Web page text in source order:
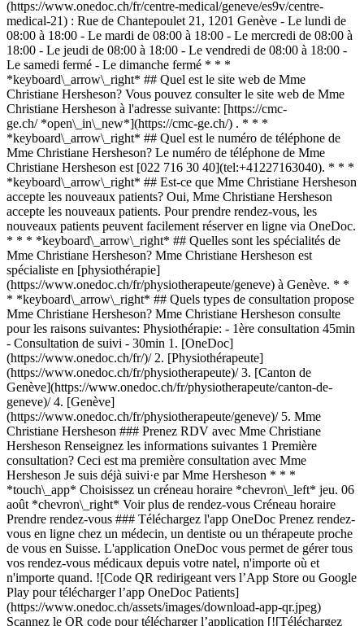
(https://www.onedoc.ch/fr/centre-medical/geneve/es9v/centre-
medical-21) : Rue de Chantepoulet 21, 1201 Genève - Le lundi de
08:00 à 18:00 - Le mardi de 08:00 à 18:00 - Le mercredi de 08:00 à
18:00 - Le jeudi de 08:00 à 18:00 - Le vendredi de 08:00 à 18:00 -
Le samedi fermé - Le dimanche fermé * * *
*keyboard\_arrow\_right* ## Quel est le site web de Mme
Christiane Hersheson? Vous pouvez consulter le site web de Mme
Christiane Hersheson à l'adresse suivante: [https://cmc-
ge.ch/ *open\_in\_new*](https://cmc-ge.ch/) . * * *
*keyboard\_arrow\_right* ## Quel est le numéro de téléphone de
Mme Christiane Hersheson? Le numéro de téléphone de Mme
Christiane Hersheson est [022 716 30 40](tel:+41227163040). * * *
*keyboard\_arrow\_right* ## Est-ce que Mme Christiane Hersheson
accepte les nouveaux patients? Oui, Mme Christiane Hersheson
accepte les nouveaux patients. Pour prendre rendez-vous, les
nouveaux patients peuvent facilement réserver en ligne via OneDoc.
* * * *keyboard\_arrow\_right* ## Quelles sont les spécialités de
Mme Christiane Hersheson? Mme Christiane Hersheson est
spécialiste en [physiothérapie]
(https://www.onedoc.ch/fr/physiotherapeute/geneve) à Genève. * *
* *keyboard\_arrow\_right* ## Quels types de consultation propose
Mme Christiane Hersheson? Mme Christiane Hersheson consulte
pour les raisons suivantes: Physiothérapie: - 1ère consultation 45min
- Consultation de suivi - 30min 1. [OneDoc](https://www.onedoc.ch/fr/)/ 2. [Physiothérapeute](https://www.onedoc.ch/fr/physiotherapeute)/ 3. [Canton de Genève](https://www.onedoc.ch/fr/physiotherapeute/canton-de-geneve)/ 4. [Genève](https://www.onedoc.ch/fr/physiotherapeute/geneve)/ 5. Mme Christiane Hersheson ### Prenez RDV avec Mme Christiane Hersheson Renseignez les informations suivantes 1 Première consultation? Ceci est ma première consultation avec Mme Hersheson Je suis déjà suivi·e par Mme Hersheson * * * *touch\_app* Choisissez un créneau horaire *chevron\_left* jeu. 06 août *chevron\_right* Voir plus de rendez-vous Créneau horaire Prendre rendez-vous ### Téléchargez l'app OneDoc Prenez rendez-vous en ligne chez un médecin, un dentiste ou un thérapeute proche de vous en Suisse. L'application OneDoc vous permet de gérer tous vos rendez-vous médicaux depuis votre natel, n'importe où et n'importe quand. ![Code QR redirigeant vers l’App Store ou Google Play pour télécharger l’app OneDoc Patients](https://www.onedoc.ch/assets/images/download-app-qr.jpeg) Scannez le QR code pour télécharger l’application [![Téléchargez notre application sur l'App Store!](https://www.onedoc.ch/assets/images/app-store-badge-fr.svg)](https://apps.apple.com/ch/app/onedoc/id1592376413?l=fr)[![Téléchargez notre application sur le Google Play Store!](https://www.onedoc.ch/assets/images/google-play-badge-fr.png)](https://play.google.com/store/apps/details?id=ch.onedoc.patient&hl=fr-CH) *keyboard\_arrow\_right* ## Spécialités associées [Physiothérapeute à Genève](https://www.onedoc.ch/fr/physiotherapeute/geneve)[Physiothérapeute à Carouge](https://www.onedoc.ch/fr/physiotherapeute/carouge)[Physiothérapeute à Morges](https://www.onedoc.ch/fr/physiotherapeute/morges)[Physiothérapeute à Lancy](https://www.onedoc.ch/fr/physiotherapeute/lancy)[Physiothérapeute à Vernier](https://www.onedoc.ch/fr/physiotherapeute/vernier)[Physiothérapeute à Chêne-Bourg](https://www.onedoc.ch/fr/physiotherapeute/chene-bourg)[Physiothérapeute à Onex](https://www.onedoc.ch/fr/physiotherapeute/onex)[Physiothérapeute à Nyon](https://www.onedoc.ch/fr/physiotherapeute/nyon)[Physiothérapeute à Gland](https://www.onedoc.ch/fr/physiotherapeute/gland)[Physiothérapeute à Préverenges](https://www.onedoc.ch/fr/physiotherapeute/preverenges)[Physiothérapeute à Meyrin](https://www.onedoc.ch/fr/physiotherapeute/meyrin)[Physiothérapeute à Thônex](https://www.onedoc.ch/fr/physiotherapeute/thonex)[Physiothérapeute à Veyrier](https://www.onedoc.ch/fr/physiotherapeute/veyrier)[Physiothérapeute à Le Grand-Saconnex](https://www.onedoc.ch/fr/physiotherapeute/le-grand-saconnex)[Physiothérapeute à Collonge-Bellerive](https://www.onedoc.ch/fr/physiotherapeute/collonge-bellerive)[Physiothérapeute à Versoix](https://www.onedoc.ch/fr/physiotherapeute/versoix)[Physiothérapeute à Genolier](https://www.onedoc.ch/fr/physiotherapeute/genolier)[Physiothérapeute à Saint-Sulpice](https://www.onedoc.ch/fr/physiotherapeute/saint-sulpice)[Physiothérapeute à Aubonne](https://www.onedoc.ch/fr/physiotherapeute/aubonne)[Physiothérapeute à Plan-les-Ouates](https://www.onedoc.ch/fr/physiotherapeute/plan-les-ouates)[Physiothérapeute à Les Acacias](https://www.onedoc.ch/fr/physiotherapeute/les-acacias) *keyboard\_arrow\_right* ## Recherches fréquentes [Physiothérapeute à Genève](https://www.onedoc.ch/fr/physiotherapeute/geneve)[Psychologue à Genève](https://www.onedoc.ch/fr/psychologue/geneve)[Médecin généraliste à Genève](https://www.onedoc.ch/fr/medecin-generaliste/geneve)[Thérapeute en drainage lymphatique à Genève](https://www.onedoc.ch/fr/therapeute-en-drainage-lymphatique/geneve)[Masseur classique à Genève](https://www.onedoc.ch/fr/masseur-classique/geneve)[Spécialiste en médecine interne générale à Genève](https://www.onedoc.ch/fr/specialiste-en-medecine-interne-generale/geneve)[Réflexologue à Genève](https://www.onedoc.ch/fr/reflexologue/geneve)[Médecin-dentiste à Genève](https://www.onedoc.ch/fr/medecin-dentiste/geneve)[Acupuncteur à Genève](https://www.onedoc.ch/fr/acupuncteur/geneve)[Spécialiste en Médecine Traditionnelle Chinoise (MTC) à Genève](https://www.onedoc.ch/fr/specialiste-en-medecine-traditionnelle-chinoise-mtc/geneve)[Physiothérapeute du sport à Genève](https://www.onedoc.ch/fr/physiotherapeute-du-sport/geneve)[Masseur thérapeutique à Genève](https://www.onedoc.ch/fr/masseur-therapeutique/geneve)[Psychothérapeute à Genève](https://www.onedoc.ch/fr/psychotherapeute/geneve)[Gynécologue obstétricien à Genève](https://www.onedoc.ch/fr/gynecologue-obstetricien/geneve)[Ostéopathe à Genève](https://www.onedoc.ch/fr/osteopathe/geneve)[Thérapeute en nutrition MCO à Genève](https://www.onedoc.ch/fr/therapeute-en-nutrition-mco/geneve)[Ophtalmologue à Genève](https://www.onedoc.ch/fr/ophtalmologue/geneve)[Pédiatre à Genève](https://www.onedoc.ch/fr/pediatre/geneve)[Thérapeute en nutrition à Genève](https://www.onedoc.ch/fr/therapeute-en-nutrition/geneve)[Thérapeute en hypnose à Genève](https://www.onedoc.ch/fr/therapeute-en-hypnose/geneve)[Spécialiste en médecine esthétique à Genève](https://www.onedoc.ch/fr/specialiste-en-medecine-esthetique/geneve) *keyboard\_arrow\_right* ## Annuaire des professionnels de santé suisses [Liste des praticiens](https://www.onedoc.ch/fr/annuaire) [A](https://www.onedoc.ch/fr/annuaire/A) [B](https://www.onedoc.ch/fr/annuaire/B) [C](https://www.onedoc.ch/fr/annuaire/C) [D](https://www.onedoc.ch/fr/annuaire/D) [E](https://www.onedoc.ch/fr/annuaire/E) [F](https://www.onedoc.ch/fr/annuaire/F) [G](https://www.onedoc.ch/fr/annuaire/G) [H](https://www.onedoc.ch/fr/annuaire/H) [I](https://www.onedoc.ch/fr/annuaire/I) [J](https://www.onedoc.ch/fr/annuaire/J) [K](https://www.onedoc.ch/fr/annuaire/K) [L](https://www.onedoc.ch/fr/annuaire/L) [M](https://www.onedoc.ch/fr/annuaire/M) [N](https://www.onedoc.ch/fr/annuaire/N) [O](https://www.onedoc.ch/fr/annuaire/O) [P](https://www.onedoc.ch/fr/annuaire/P) [Q](https://www.onedoc.ch/fr/annuaire/Q) [R](https://www.onedoc.ch/fr/annuaire/R) [S](https://www.onedoc.ch/fr/annuaire/S) [T](https://www.onedoc.ch/fr/annuaire/T) [U](https://www.onedoc.ch/fr/annuaire/U) [V](https://www.onedoc.ch/fr/annuaire/V) [W](https://www.onedoc.ch/fr/annuaire/W) [X](https://www.onedoc.ch/fr/annuaire/X) [Y](https://www.onedoc.ch/fr/annuaire/Y) [Z](https://www.onedoc.ch/fr/annuaire/Z) ## OneDoc [Pour les professionnels de santé](https://info.onedoc.ch/fr/) [À propos de nous](https://info.onedoc.ch/fr/raison-d-etre/) [Presse](https://info.onedoc.ch/fr/presse/) [Carrières](https://career.onedoc.ch/fr) [Centre de confidentialité](https://privacy.onedoc.ch/fr/) [Gestion des cookies](javascript:Didomi.preferences.show%28%29) [Centre d'aide](https://help.onedoc.ch/fr/) ## Langues [Deutsch](https://www.onedoc.ch/de/physiotherapeutin/genf/pcs8t/christiane-hersheson) [Français](https://www.onedoc.ch/fr/physiotherapeute/geneve/pcs8t/christiane-hersheson) [Italiano](https://www.onedoc.ch/it/fisioterapista/ginevra/pcs8t/christiane-hersheson) [English](https://www.onedoc.ch/en/physiotherapist/geneva/pcs8t/christiane-hersheson) ## Spécialités associées [Physiothérapeute à Genève](https://www.onedoc.ch/fr/physiotherapeute/geneve) [Physiothérapeute à Carouge](https://www.onedoc.ch/fr/physiotherapeute/carouge) [Physiothérapeute à Morges](https://www.onedoc.ch/fr/physiotherapeute/morges) [Physiothérapeute à Lancy](https://www.onedoc.ch/fr/physiotherapeute/lancy) [Physiothérapeute à Vernier](https://www.onedoc.ch/fr/physiotherapeute/vernier) [Physiothérapeute à Chêne-Bourg](https://www.onedoc.ch/fr/physiotherapeute/chene-bourg) [Physiothérapeute à Onex](https://www.onedoc.ch/fr/physiotherapeute/onex) [Physiothérapeute à Nyon](https://www.onedoc.ch/fr/physiotherapeute/nyon) [Physiothérapeute à Gland](https://www.onedoc.ch/fr/physiotherapeute/gland) [Physiothérapeute à Préverenges](https://www.onedoc.ch/fr/physiotherapeute/preverenges) [Physiothérapeute à Meyrin](https://www.onedoc.ch/fr/physiotherapeute/meyrin) [Physiothérapeute à Thônex](https://www.onedoc.ch/fr/physiotherapeute/thonex) [Physiothérapeute à Veyrier](https://www.onedoc.ch/fr/physiotherapeute/veyrier) [Physiothérapeute à Le Grand-Saconnex](https://www.onedoc.ch/fr/physiotherapeute/le-grand-saconnex) [Physiothérapeute à Collonge-Bellerive](https://www.onedoc.ch/fr/physiotherapeute/collonge-bellerive) [Physiothérapeute à Versoix](https://www.onedoc.ch/fr/physiotherapeute/versoix) [Physiothérapeute à Genolier](https://www.onedoc.ch/fr/physiotherapeute/genolier) [Physiothérapeute à Saint-Sulpice](https://www.onedoc.ch/fr/physiotherapeute/saint-sulpice) [Physiothérapeute à Aubonne](https://www.onedoc.ch/fr/physiotherapeute/aubonne) [Physiothérapeute à Plan-les-Ouates](https://www.onedoc.ch/fr/physiotherapeute/plan-les-ouates) [Physiothérapeute à Les Acacias](https://www.onedoc.ch/fr/physiotherapeute/les-acacias) ## Recherches fréquentes [Physiothérapeute à Genève](https://www.onedoc.ch/fr/physiotherapeute/geneve) [Psychologue à Genève](https://www.onedoc.ch/fr/psychologue/geneve) [Médecin généraliste à Genève](https://www.onedoc.ch/fr/medecin-generaliste/geneve) [Thérapeute en drainage lymphatique à Genève](https://www.onedoc.ch/fr/therapeute-en-drainage-lymphatique/geneve) [Massage classique à Genève](https://www.onedoc.ch/fr/masseur-classique/geneve) [Spécialiste en médecine interne générale à Genève](https://www.onedoc.ch/fr/specialiste-en-medecine-interne-generale/geneve) [Réflexologue à Genève](https://www.onedoc.ch/fr/reflexologue/geneve) [Médecin-dentiste à Genève](https://www.onedoc.ch/fr/medecin-dentiste/geneve) [Acupuncture à Genève](https://www.onedoc.ch/fr/acupuncteur/geneve) [Spécialiste en Médecine Traditionnelle Chinoise (MTC) à Genève](https://www.onedoc.ch/fr/specialiste-en-medecine-traditionnelle-chinoise-mtc/geneve) [Physiothérapeute du sport à Genève](https://www.onedoc.ch/fr/physiotherapeute-du-sport/geneve) [Massage thér